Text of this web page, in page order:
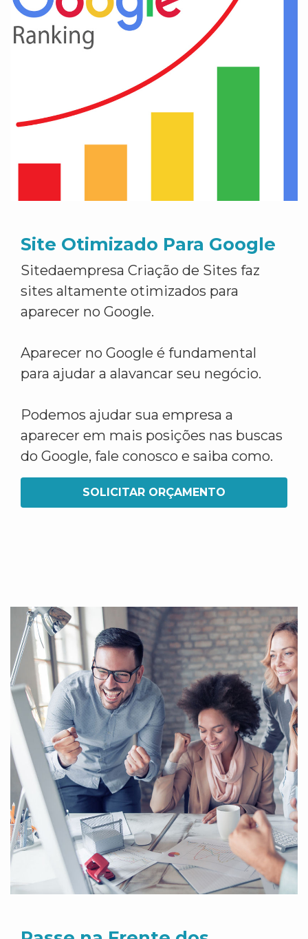
Site Otimizado Para Google
Sitedaempresa Criação de Sites faz
sites altamente otimizados para
aparecer no Google.
Aparecer no Google é fundamental
para ajudar a alavancar seu negócio.
Podemos ajudar sua empresa a
aparecer em mais posições nas buscas
do Google, fale conosco e saiba como.
SOLICITAR ORÇAMENTO